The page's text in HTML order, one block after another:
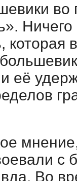
которая
её
с
Во